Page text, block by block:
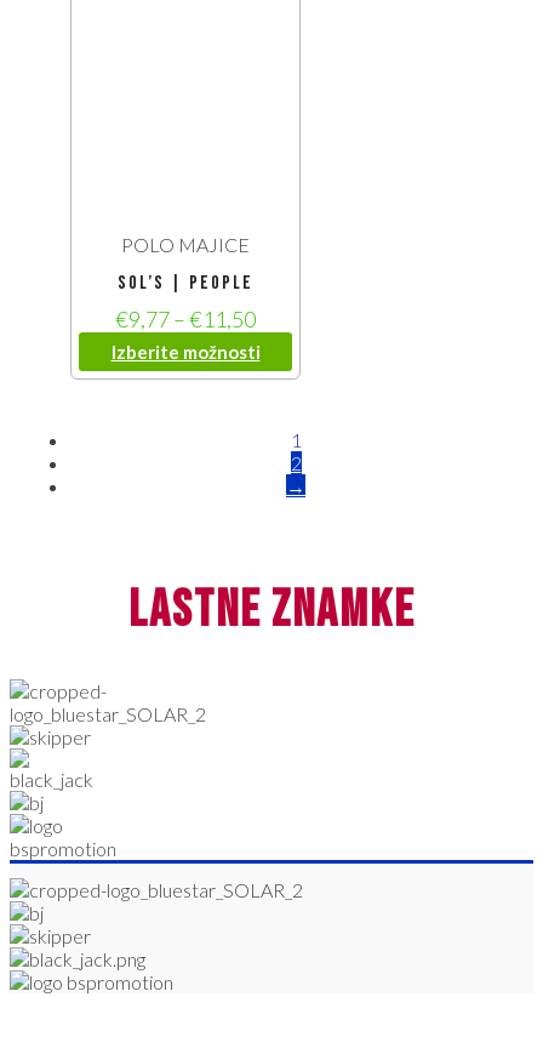
POLO MAJICE
SOL’S | People
€9,77–€11,50
Izberite možnosti
1
2
→
lastne znamke